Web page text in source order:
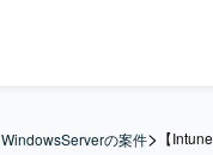
WindowsServerの案件> 【